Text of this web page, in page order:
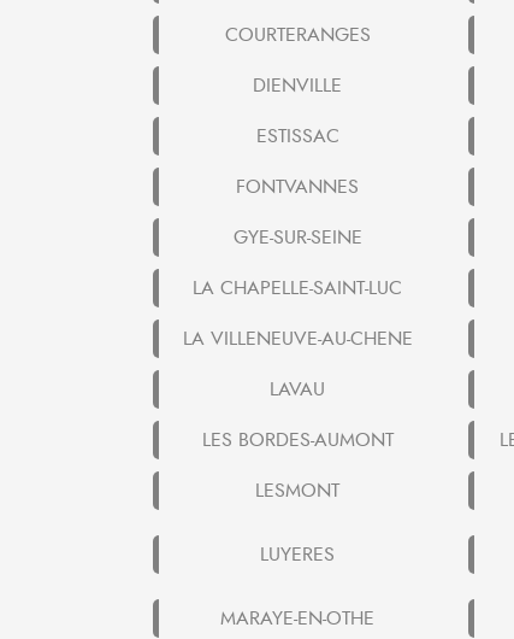
COURTERANGES
DIENVILLE
ESTISSAC
FONTVANNES
GYE-SUR-SEINE
LA CHAPELLE-SAINT-LUC
LA VILLENEUVE-AU-CHENE
LAVAU
LES BORDES-AUMONT
LESMONT
LUYERES
MARAYE-EN-OTHE